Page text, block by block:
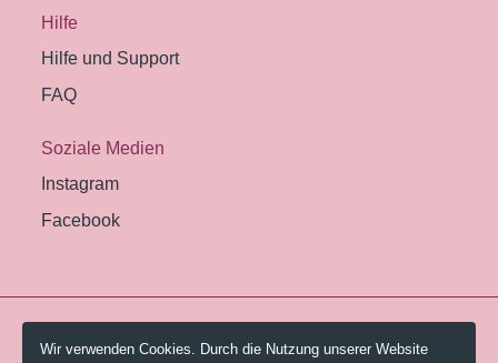
Hilfe
Hilfe und Support
FAQ
Soziale Medien
Instagram
Facebook
© 2026 Pestalozzi-Bibliothek Zürich.
Wir verwenden Cookies. Durch die Nutzung unserer Website